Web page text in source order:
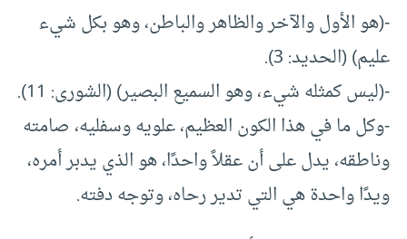
-(هو الأول والآخر والظاهر والباطن، وهو بكل شيء
عليم) (الحديد: 3).
-(ليس كمثله شيء، وهو السميع البصير) (الشورى: 11).
-وكل ما في هذا الكون العظيم، علويه وسفليه، صامته
وناطقه، يدل على أن عقلاً واحدًا، هو الذي يدبر أمره،
ويدًا واحدة هي التي تدير رحاه، وتوجه دفته.